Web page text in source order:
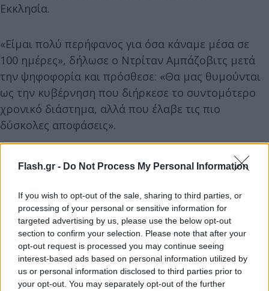
Flash.gr - Do Not Process My Personal Information
If you wish to opt-out of the sale, sharing to third parties, or
processing of your personal or sensitive information for
targeted advertising by us, please use the below opt-out
section to confirm your selection. Please note that after your
opt-out request is processed you may continue seeing
interest-based ads based on personal information utilized by
us or personal information disclosed to third parties prior to
your opt-out. You may separately opt-out of the further
Εκκλησία.
«Είμαι πολύ περήφανος για όσα κάναμε μέσα σε
100 ημέρες», δήλωσε ο Ντρίταν Αμπάζοβιτς μετά
την ψηφοφορία και πρόσθεσε: «Θα μας θυμούνται
ως την κυβέρνηση που διήρκεσε το συντομότερο
χρονικό διάστημα, αλλά που έλαβε τις πιο
δύσκολες αποφάσεις».